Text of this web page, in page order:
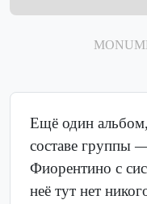
Ещё один
составе группы
Фиорентино с
неё тут нет